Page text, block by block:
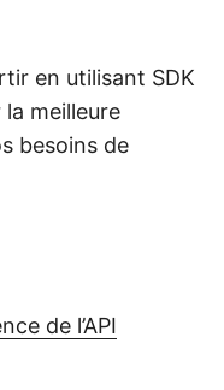
en utilisant SDK
meilleure
besoins de
de l’API